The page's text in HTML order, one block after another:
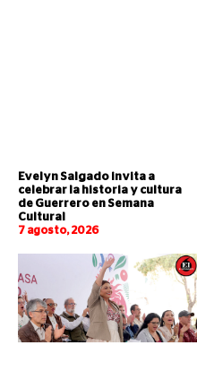
Evelyn Salgado invita a
celebrar la historia y cultura
de Guerrero en Semana
Cultural
7 agosto, 2026